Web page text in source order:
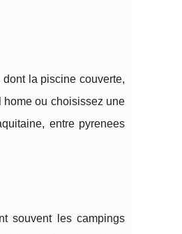
la piscine couverte,
home ou choisissez une
entre pyrenees
souvent les campings